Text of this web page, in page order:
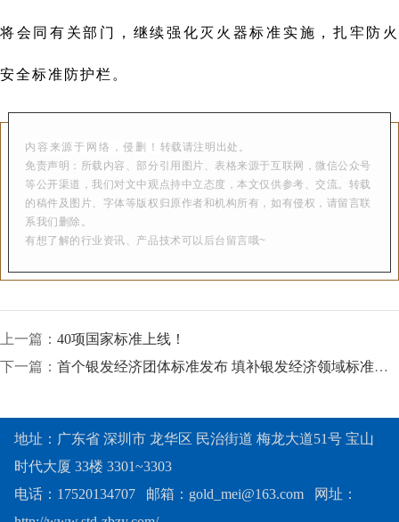
将会同有关部门，继续强化灭火器标准实施，扎牢防火
安全标准防护栏。
内容来源于 网络 ，侵删！ 转载请注明出处。
免责声明：所载内容、部分引用图片、表格来源于互联网，微信公众号
等公开渠道，我们对文中观点持中立态度，本文仅供参考、交流。转载
的稿件及图片、字体等版权归原作者和机构所有，如有侵权，请留言联
系我们删除。
有想了解的行业资讯、产品技术可以后台留言哦~
上一篇： 40项国家标准上线！
下一篇： 首个银发经济团体标准发布 填补银发经济领域标准空白
地址：广东省 深圳市 龙华区 民治街道 梅龙大道51号 宝山
时代大厦 33楼 3301~3303
电话：17520134707 邮箱：gold_mei@163.com 网址：